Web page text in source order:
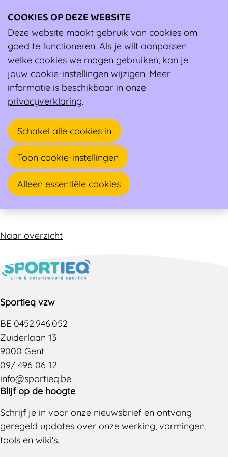
Ambassadeur
Muriel Stubbe
Sportarts, Andere arts-specialist, Andere
Elizabetlaan 124
8300 KNOKKE-HEIST
Reumatoloog - sportarts (MD PhD) Medische keuring
Naar overzicht
Sportieq vzw
BE 0452.946.052
Zuiderlaan 13
9000 Gent
09/ 496 06 12
info@sportieq.be
Blijf op de hoogte
Schrijf je in voor onze nieuwsbrief en ontvang
geregeld updates over onze werking, vormingen,
tools en wiki's.
COOKIES OP DEZE WEBSITE
Deze website maakt gebruik van cookies om
goed te functioneren. Als je wilt aanpassen
welke cookies we mogen gebruiken, kan je
jouw cookie-instellingen wijzigen. Meer
informatie is beschikbaar in onze
privacyverklaring.
Schakel alle cookies in
Toon cookie-instellingen
Alleen essentiële cookies